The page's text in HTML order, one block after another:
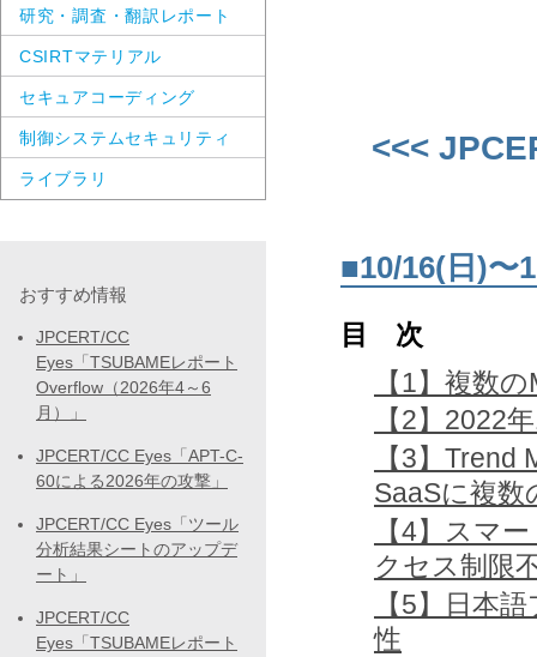
<<<
■10/16(日)〜
目 次
【1】複数
【2】2022
【3】
SaaSに複数
【4】スマ
クセス制限
【5】日本
性
研究・調査・翻訳レポート
CSIRTマテリアル
セキュアコーディング
制御システムセキュリティ
ライブラリ
おすすめ情報
JPCERT/CC
Eyes「TSUBAMEレポート
Overflow（2026年4～6
月）」
JPCERT/CC Eyes「APT-C-
60による2026年の攻撃」
JPCERT/CC Eyes「ツール
分析結果シートのアップデ
ート」
JPCERT/CC
Eyes「TSUBAMEレポート